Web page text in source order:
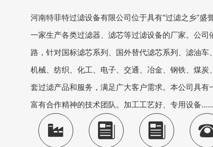
河南特菲特过滤设备有限公司位于具有“过滤之乡”盛
一家生产各类过滤器、滤芯等过滤设备的厂家。公司
路，针对国标滤芯系列、国外替代滤芯系列、滤油车
机械、纺织、化工、电子、交通、冶金、钢铁、煤炭
套过滤产品和服务，满足广大客户需求。本公司具有
富有合作精神的技术团队。加工工艺好、专用设备......